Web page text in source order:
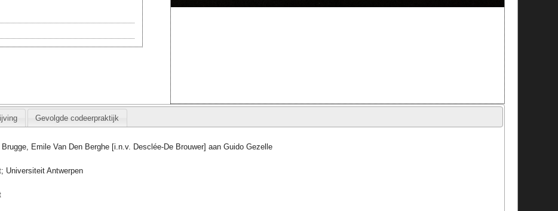
Gevolgde codeerpraktijk
Brugge, Emile Van Den Berghe [i.n.v. Desclée-De Brouwer] aan Guido Gezelle
Universiteit Antwerpen